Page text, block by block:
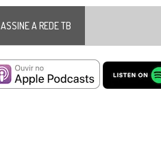
ASSINE A REDE TB